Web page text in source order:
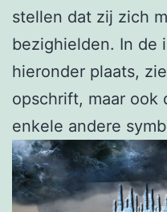
stellen dat zij zich
bezighielden. In de
hieronder plaats,
opschrift, maar ook
enkele andere